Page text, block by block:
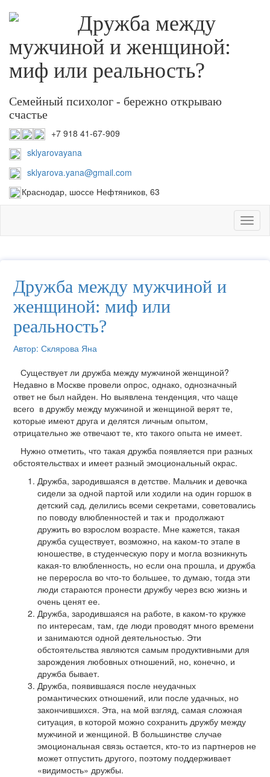
Дружба между
мужчиной и женщиной:
миф или реальность?
Семейный психолог - бережно открываю
счастье
+7 918 41-67-909
sklyarovayana
sklyarova.yana@gmail.com
Краснодар, шоссе Нефтяников, 63
Дружба между мужчиной и
женщиной: миф или
реальность?
Автор: Склярова Яна
Существует ли дружба между мужчиной женщиной?
Недавно в Москве провели опрос, однако, однозначный
ответ не был найден. Но выявлена тенденция, что чаще
всего в дружбу между мужчиной и женщиной верят те,
которые имеют друга и делятся личным опытом,
отрицательно же отвечают те, кто такого опыта не имеет.
Нужно отметить, что такая дружба появляется при разных
обстоятельствах и имеет разный эмоциональный окрас.
Дружба, зародившаяся в детстве. Мальчик и девочка
сидели за одной партой или ходили на один горшок в
детский сад, делились всеми секретами, советовались
по поводу влюбленностей и так и продолжают
дружить во взрослом возрасте. Мне кажется, такая
дружба существует, возможно, на каком-то этапе в
юношестве, в студенческую пору и могла возникнуть
какая-то влюбленность, но если она прошла, и дружба
не переросла во что-то большее, то думаю, тогда эти
люди стараются пронести дружбу через всю жизнь и
очень ценят ее.
Дружба, зародившаяся на работе, в каком-то кружке
по интересам, там, где люди проводят много времени
и занимаются одной деятельностью. Эти
обстоятельства являются самым продуктивными для
зарождения любовных отношений, но, конечно, и
дружба бывает.
Дружба, появившаяся после неудачных
романтических отношений, или после удачных, но
закончившихся. Эта, на мой взгляд, самая сложная
ситуация, в которой можно сохранить дружбу между
мужчиной и женщиной. В большинстве случае
эмоциональная связь остается, кто-то из партнеров не
может отпустить другого, поэтому поддерживает
«видимость» дружбы.